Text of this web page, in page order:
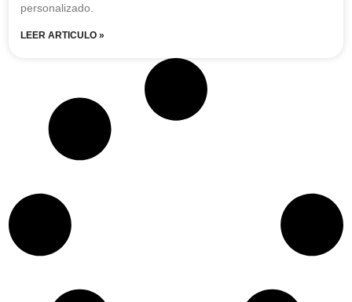
personalizado.
LEER ARTICULO »